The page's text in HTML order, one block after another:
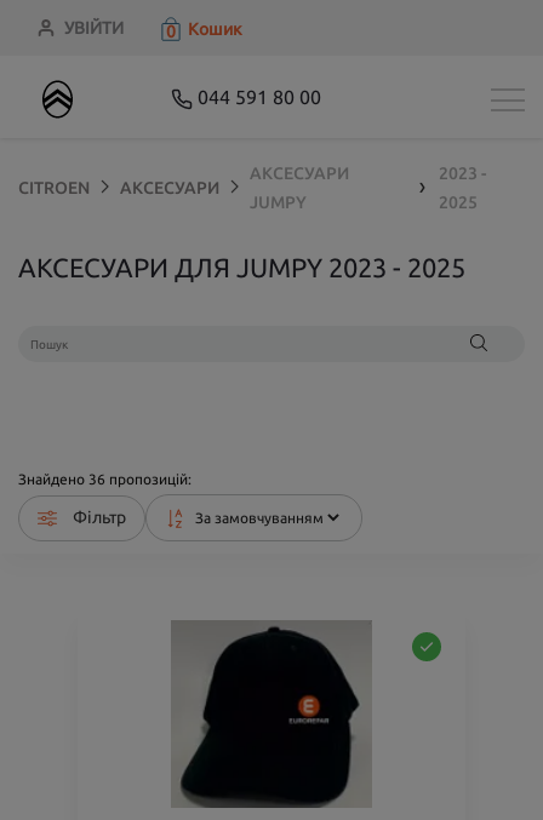
УВІЙТИ 0 Кошик
044 591 80 00
CITROEN АКСЕСУАРИ
АКСЕСУАРИ
JUMPY
❯
2023 -
2025
АКСЕСУАРИ ДЛЯ JUMPY 2023 - 2025
Знайдено 36 пропозицій:
Фільтр